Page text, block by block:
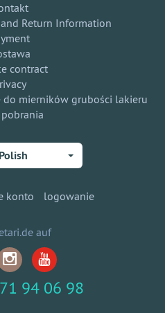
Return Information
contract
do mierników grubości lakieru
Polish
konto logowanie
auf
94 06 98